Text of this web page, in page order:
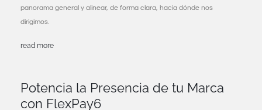
panorama general y alinear, de forma clara, hacia dónde nos
dirigimos.
read more
Potencia la Presencia de tu Marca
con FlexPay6